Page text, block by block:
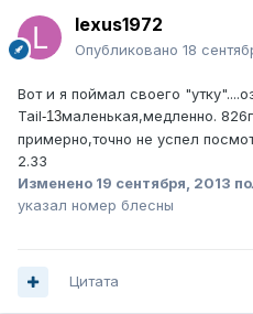
lexus1972
Опубликовано 18
Вот и я поймал своего
Tail-13маленькая,медленно.
примерно,точно не успел
2.33
Изменено 19 сентября, 2013
указал номер блесны
Цитата